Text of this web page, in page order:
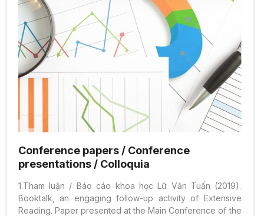
Conference papers / Conference
presentations / Colloquia
1.Tham luận / Báo cáo khoa học Lữ Văn Tuấn (2019).
Booktalk, an engaging follow-up activity of Extensive
Reading. Paper presented at the Main Conference of the